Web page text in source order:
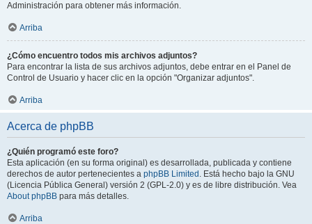
Administración para obtener más información.
Arriba
¿Cómo encuentro todos mis archivos adjuntos?
Para encontrar la lista de sus archivos adjuntos, debe entrar en el Panel de
Control de Usuario y hacer clic en la opción "Organizar adjuntos".
Arriba
Acerca de phpBB
¿Quién programó este foro?
Esta aplicación (en su forma original) es desarrollada, publicada y contiene
derechos de autor pertenecientes a phpBB Limited . Está hecho bajo la GNU
(Licencia Pública General) versión 2 (GPL-2.0) y es de libre distribución. Vea
About phpBB para más detalles.
Arriba